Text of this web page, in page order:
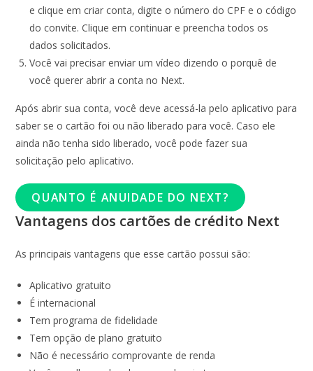
e clique em criar conta, digite o número do CPF e o código
do convite. Clique em continuar e preencha todos os
dados solicitados.
Você vai precisar enviar um vídeo dizendo o porquê de
você querer abrir a conta no Next.
Após abrir sua conta, você deve acessá-la pelo aplicativo para
saber se o cartão foi ou não liberado para você. Caso ele
ainda não tenha sido liberado, você pode fazer sua
solicitação pelo aplicativo.
QUANTO É ANUIDADE DO NEXT?
Vantagens dos cartões de crédito Next
As principais vantagens que esse cartão possui são:
Aplicativo gratuito
É internacional
Tem programa de fidelidade
Tem opção de plano gratuito
Não é necessário comprovante de renda